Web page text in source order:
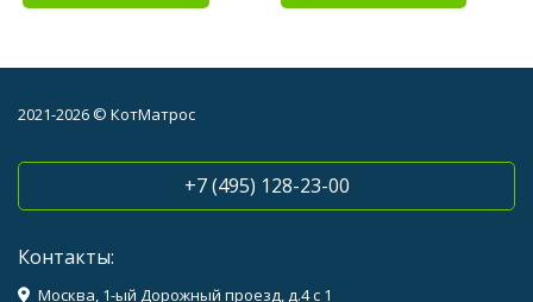
2021-2026 © КотМатрос
+7 (495) 128-23-00
Контакты:
Москва, 1-ый Дорожный проезд, д.4 с 1